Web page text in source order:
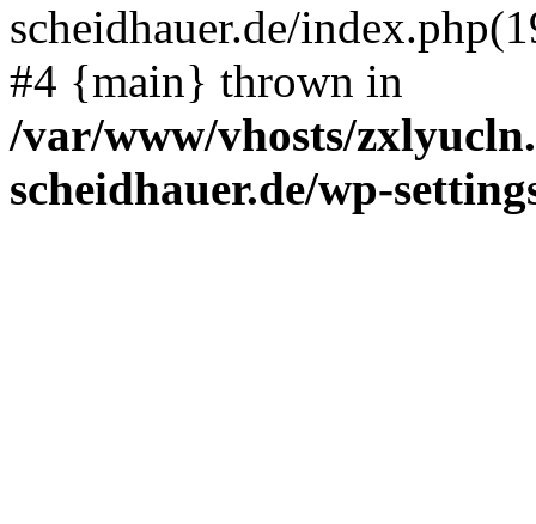
scheidhauer.de/
#4 {main} thrown in
/var/www/vhosts/
scheidhauer.de/wp-